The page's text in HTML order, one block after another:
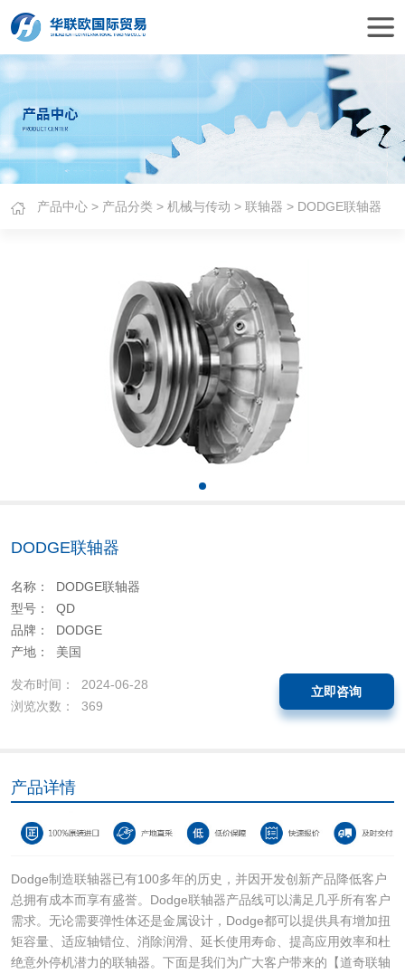
产品中心 > 产品分类 >机械与传动 >联轴器 > DODGE联轴器
DODGE联轴器
名称： DODGE联轴器
型号： QD
品牌： DODGE
产地： 美国
发布时间： 2024-06-28
浏览次数： 369
立即咨询
产品详情
Dodge制造联轴器已有100多年的历史，并因开发创新产品降低客户
总拥有成本而享有盛誉。Dodge联轴器产品线可以满足几乎所有客户
需求。无论需要弹性体还是金属设计，Dodge都可以提供具有增加扭
矩容量、适应轴错位、消除润滑、延长使用寿命、提高应用效率和杜
绝意外停机潜力的联轴器。下面是我们为广大客户带来的【道奇联轴